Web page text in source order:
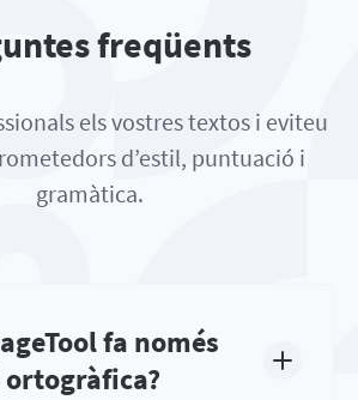
freqüents
els vostres textos i eviteu
d’estil, puntuació i
gramàtica.
fa només
ortogràfica?